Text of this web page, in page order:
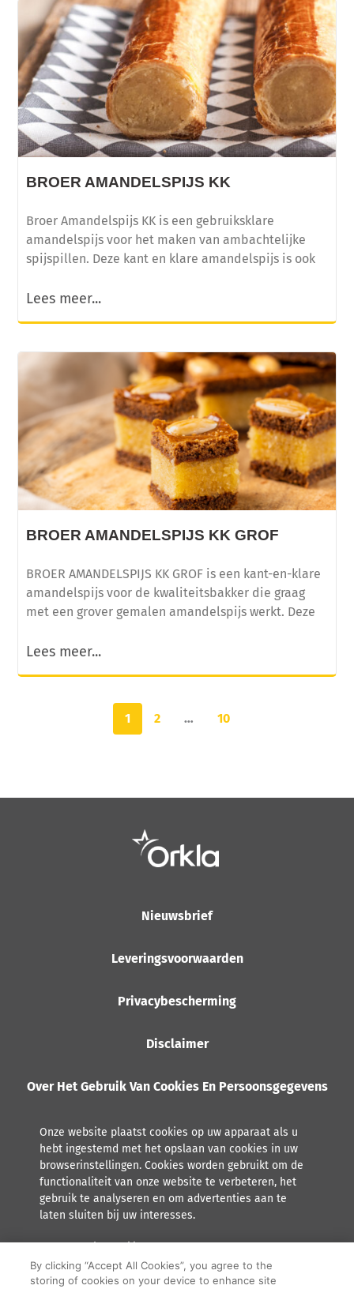
BROER AMANDELSPIJS KK
Broer Amandelspijs KK is een gebruiksklare
amandelspijs voor het maken van ambachtelijke
spijspillen. Deze kant en klare amandelspijs is ook
Lees meer...
BROER AMANDELSPIJS KK GROF
BROER AMANDELSPIJS KK GROF is een kant-en-klare
amandelspijs voor de kwaliteitsbakker die graag
met een grover gemalen amandelspijs werkt. Deze
Lees meer...
1 2 … 10
Nieuwsbrief
Leveringsvoorwaarden
Privacybescherming
Disclaimer
Over Het Gebruik Van Cookies En Persoonsgegevens
Onze website plaatst cookies op uw apparaat als u
hebt ingestemd met het opslaan van cookies in uw
browserinstellingen. Cookies worden gebruikt om de
functionaliteit van onze website te verbeteren, het
gebruik te analyseren en om advertenties aan te
laten sluiten bij uw interesses.
Lees meer over hoe Orkla met persoonsgegevens omgaat,
inclusief het recht tot inzage.
By clicking “Accept All Cookies”, you agree to the
storing of cookies on your device to enhance site